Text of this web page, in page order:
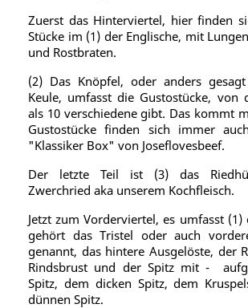
Zuerst das Hinterviertel, hier finden
Stücke im (1) der Englische, mit
und Rostbraten.
(2) Das Knöpfel, oder anders
Keule, umfasst die Gustostücke, von
als 10 verschiedene gibt. Das kommt
Gustostücke finden sich immer
"Klassiker Box" von Joseflovesbeef.
Der letzte Teil ist (3) das
Zwerchried aka unserem Kochfleisch.
Jetzt zum Vorderviertel, es umfasst (1)
gehört das Tristel oder auch
genannt, das hintere Ausgelöste, der
Rindsbrust und der Spitz mit -
Spitz, dem dicken Spitz, dem
dünnen Spitz.